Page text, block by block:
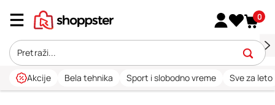
0
Akcije Bela tehnika Sport i slobodno vreme Sve za leto